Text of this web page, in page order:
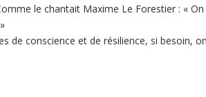
le chantait Maxime Le Forestier : «
de conscience et de résilience, si besoin,